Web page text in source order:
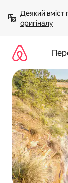
вмісту
Деякий вміст
оригіналу